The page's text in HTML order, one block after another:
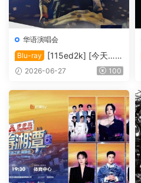
华语演唱会
Blu-ray
[115ed2k] [今天…is
the Day 刘德华巡回演唱会]
MA5.1][ISO/42.00 GiB]
2026-06-27 100